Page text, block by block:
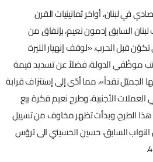
في لبنان، أواخر ثمانينيات القرن
السابق إدمون نعيم، بإنفاق من
قبل الحرب، «لوقف إنهيار الليرة
موظّفي الدولة، فضلاً عن تسديد قيمة
الجميّل نقداً»، مما أدّى إلى إستنزاف قرابة
العملات الأجنبية، وطرح نعيم فكرة بيع
الطرح، وبدأت تظهر مخاوف من تسييل
السابق، حسين الحسيني الى ترؤس